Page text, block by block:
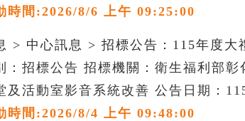
時間:2026/8/6 上午 09:25:00
> 中心訊息 > 招標公告：115年度大
：招標公告 招標機關：衛生福利部彰
及活動室影音系統改善 公告日期：
時間:2026/8/4 上午 09:48:00